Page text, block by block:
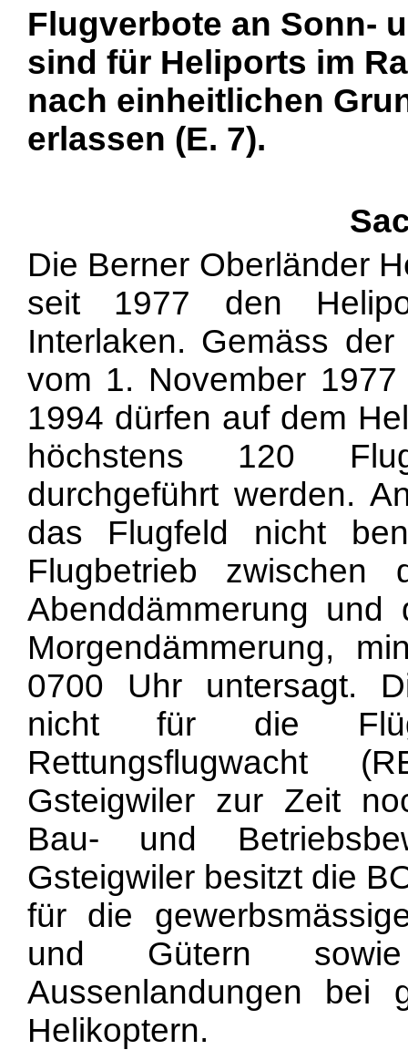
Flugverbote an Sonn-
sind für Heliports im
nach einheitlichen
erlassen (E. 7).
Die Berner Oberländer
seit 1977 den
Interlaken. Gemäss
vom 1. November
1994 dürfen auf dem
höchstens 120
durchgeführt werden.
das Flugfeld nicht
Flugbetrieb zwischen
Abenddämmerung
Morgendämmerung,
0700 Uhr untersagt.
nicht für die
Rettungsflugwacht
Gsteigwiler zur Zeit
Bau- und
Gsteigwiler besitzt die
für die
und Gütern
Aussenlandungen bei
Helikoptern.